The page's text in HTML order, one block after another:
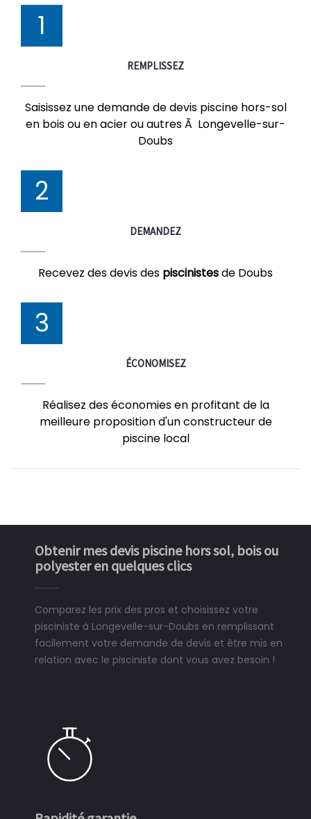
1
REMPLISSEZ
Saisissez une demande de devis piscine hors-sol
en bois ou en acier ou autres Ã Longevelle-sur-
Doubs
2
DEMANDEZ
Recevez des devis des piscinistesde Doubs
3
ÉCONOMISEZ
Réalisez des économies en profitant de la
meilleure proposition d'un constructeur de
piscine local
Obtenir mes devis piscine hors sol, bois ou
polyester en quelques clics
Comparez les prix des pros et choisissez votre
pisciniste à Longevelle-sur-Doubs en remplissant
facilement votre demande de devis et être mis en
relation avec le pisciniste dont vous avez besoin !